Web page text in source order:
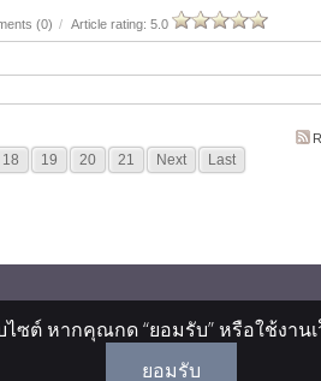
(0) / Article rating: 5.0
18 19 20 21 Next Last
ซต์ หากคุณกด “ยอมรับ” หรือใช้งา
ยอมรับ